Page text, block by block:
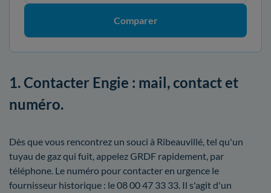
Comparer
1. Contacter Engie : mail, contact et
numéro.
Dès que vous rencontrez un souci à Ribeauvillé, tel qu'un
tuyau de gaz qui fuit, appelez GRDF rapidement, par
téléphone. Le numéro pour contacter en urgence le
fournisseur historique : le 08 00 47 33 33. Il s'agit d'un